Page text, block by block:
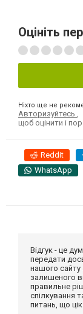
Оцініть
Ніхто ще не
Авторизуйтесь
щоб оцінити і
Reddit
WhatsApp
Відгук - це
передати
нашого
залишеного
правильне
спілкування
питань, що